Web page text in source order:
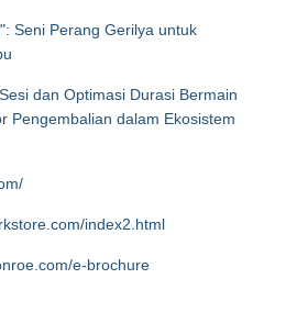
Seni Perang Gerilya untuk
dan Optimasi Durasi Bermain
Pengembalian dalam Ekosistem
index2.html
e-brochure